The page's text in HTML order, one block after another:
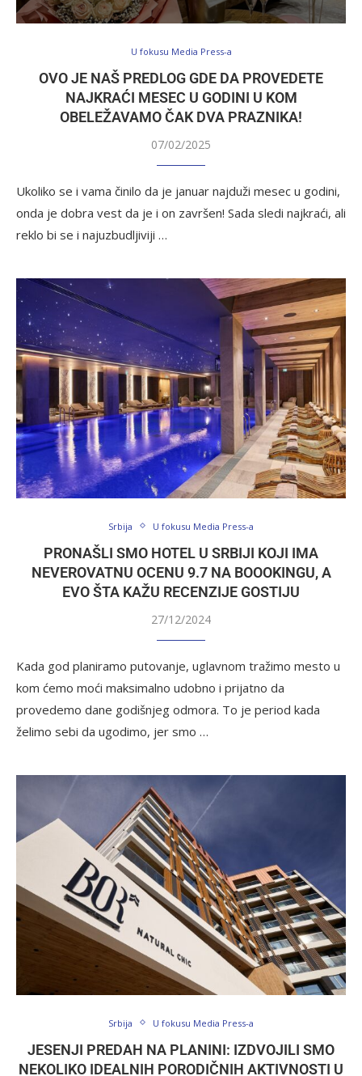
U fokusu Media Press-a
OVO JE NAŠ PREDLOG GDE DA PROVEDETE
NAJKRAĆI MESEC U GODINI U KOM
OBELEŽAVAMO ČAK DVA PRAZNIKA!
07/02/2025
Ukoliko se i vama činilo da je januar najduži mesec u godini,
onda je dobra vest da je i on završen! Sada sledi najkraći, ali
reklo bi se i najuzbudljiviji …
Srbija U fokusu Media Press-a
PRONAŠLI SMO HOTEL U SRBIJI KOJI IMA
NEVEROVATNU OCENU 9.7 NA BOOOKINGU, A
EVO ŠTA KAŽU RECENZIJE GOSTIJU
27/12/2024
Kada god planiramo putovanje, uglavnom tražimo mesto u
kom ćemo moći maksimalno udobno i prijatno da
provedemo dane godišnjeg odmora. To je period kada
želimo sebi da ugodimo, jer smo …
Srbija U fokusu Media Press-a
JESENJI PREDAH NA PLANINI: IZDVOJILI SMO
NEKOLIKO IDEALNIH PORODIČNIH AKTIVNOSTI U